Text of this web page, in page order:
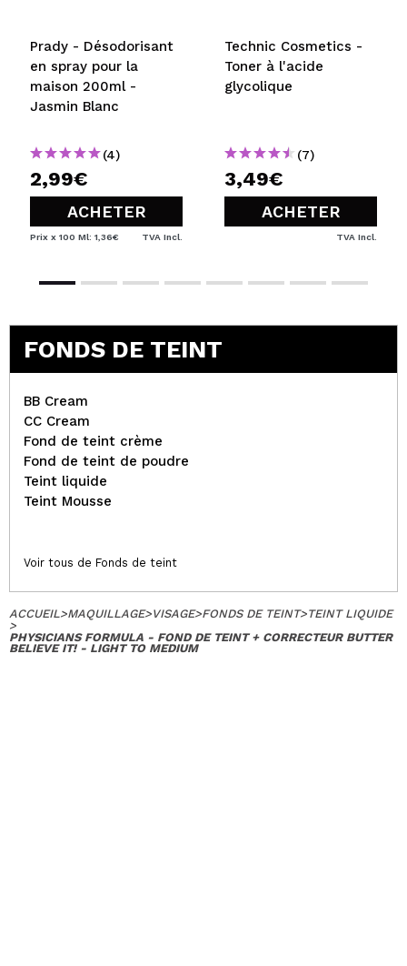
Prady - Désodorisant
en spray pour la
maison 200ml -
Jasmin Blanc
(4)
2,99€
ACHETER
Prix x 100 Ml: 1,36€ TVA Incl.
Technic Cosmetics -
Toner à l'acide
glycolique
(7)
3,49€
ACHETER
TVA Incl.
FONDS DE TEINT
BB Cream
CC Cream
Fond de teint crème
Fond de teint de poudre
Teint liquide
Teint Mousse
Voir tous de Fonds de teint
ACCUEIL>MAQUILLAGE>VISAGE>FONDS DE TEINT>TEINT LIQUIDE
>
PHYSICIANS FORMULA - FOND DE TEINT + CORRECTEUR BUTTER
BELIEVE IT! - LIGHT TO MEDIUM